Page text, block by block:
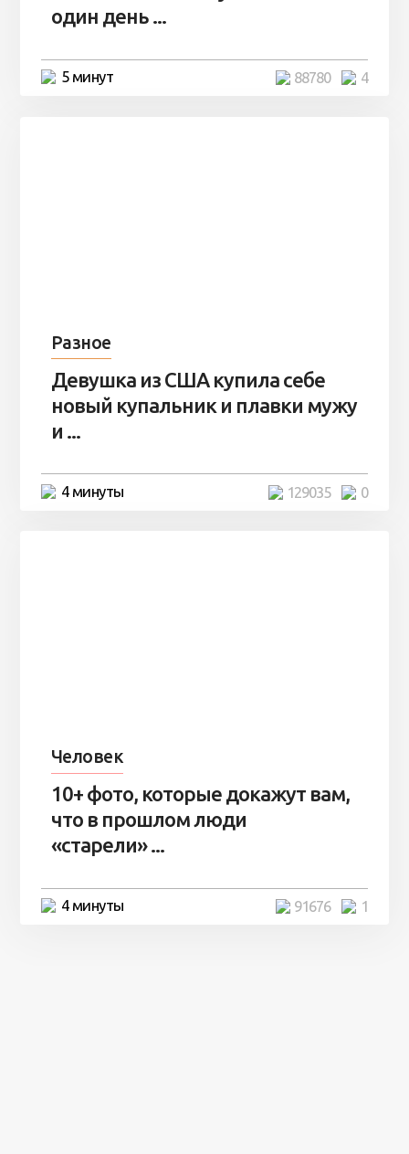
один день ...
5 минут 4
88780
Разное
Девушка из США купила себе
новый купальник и плавки мужу
и ...
4 минуты 0
129035
Человек
10+ фото, которые докажут вам,
что в прошлом люди
«старели» ...
4 минуты 1
91676